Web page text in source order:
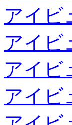
アイビ
アイビ
アイビ
アイビ